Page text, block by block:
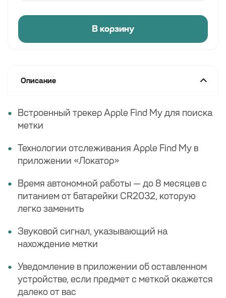
В корзину
Описание
Встроенный трекер Apple Find My для поиска
метки
Технологии отслеживания Apple Find My в
приложении «Локатор»
Время автономной работы — до 8 месяцев с
питанием от батарейки CR2032, которую
легко заменить
Звуковой сигнал, указывающий на
нахождение метки
Уведомление в приложении об оставленном
устройстве, если предмет с меткой окажется
далеко от вас